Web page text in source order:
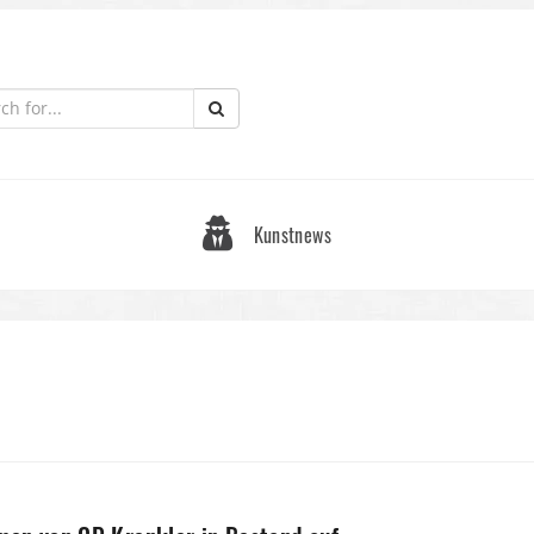
Kunstnews